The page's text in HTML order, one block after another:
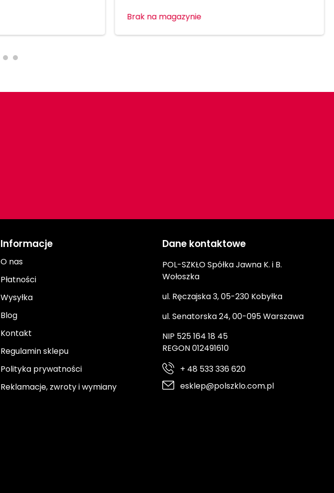
Brak na magazynie
Informacje
O nas
Płatności
Wysyłka
Blog
Kontakt
Regulamin sklepu
Polityka prywatności
Reklamacje, zwroty i wymiany
Dane kontaktowe
POL-SZKŁO Spółka Jawna K. i B.
Wołoszka
ul. Ręczajska 3, 05-230 Kobyłka
ul. Senatorska 24, 00-095 Warszawa
NIP 525 164 18 45
REGON 012491610
+ 48 533 336 620
esklep@polszklo.com.pl